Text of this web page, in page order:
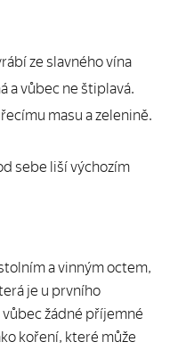
ze slavného vína
a vůbec ne štiplavá.
masu a zelenině.
sebe liší výchozím
a vinným octem,
je u prvního
žádné příjemné
koření, které může